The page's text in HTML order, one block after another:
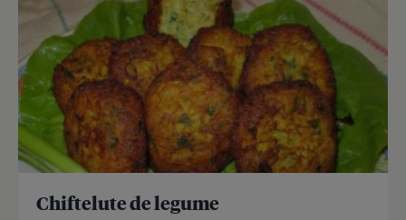
Chiftelute de legume